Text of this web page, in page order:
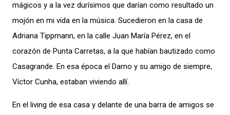
mágicos y a la vez durísimos que darían como resultado un
mojón en mi vida en la música. Sucedieron en la casa de
Adriana Tippmann, en la calle Juan María Pérez, en el
corazón de Punta Carretas, a la que habían bautizado como
Casagrande. En esa época el Darno y su amigo de siempre,
Víctor Cunha, estaban viviendo allí.
En el living de esa casa y delante de una barra de amigos se